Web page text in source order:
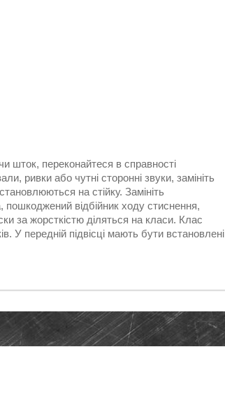
шток, переконайтеся в справності
ривки або чутні сторонні звуки, замініть
на стійку. Замініть
відбійник ходу стиснення,
за жорсткістю діляться на класи. Клас
У передній підвісці мають бути встановлені